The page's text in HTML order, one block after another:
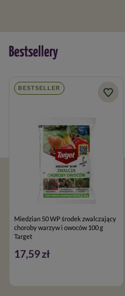
Bestsellery
BESTSELLER
Miedzian 50 WP środek zwalczający
choroby warzyw i owoców 100 g
Target
17,59 zł